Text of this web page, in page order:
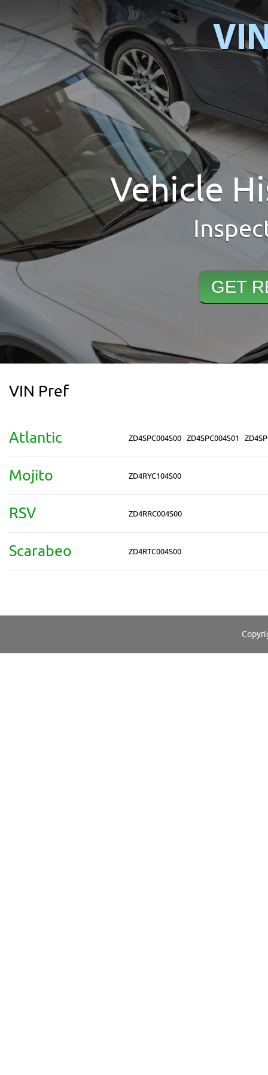
Vehicle
VIN Pref
Atlantic ZD4SPC004S00 ZD4SPC004S01
Mojito ZD4RYC104S00
RSV ZD4RRC004S00
Scarabeo ZD4RTC004S00